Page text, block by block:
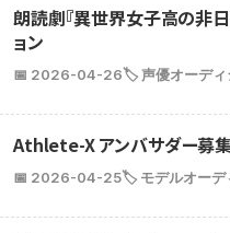
朗読劇『異世界女子高の非
ョン
📅 2026-04-26🏷️ 声優オーディ
Athlete-X アンバサダー募
📅 2026-04-25🏷️ モデルオーデ